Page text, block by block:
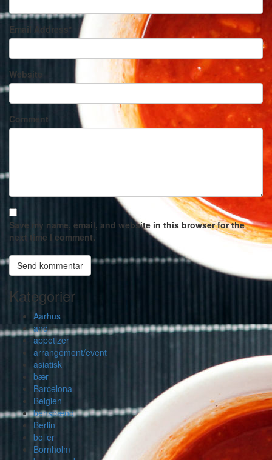
Email Address *
Website
Comment
Save my name, email, and website in this browser for the
next time I comment.
Kategorier
Aarhus
and
appetizer
arrangement/event
asiatisk
bær
Barcelona
Belgien
benspænd
Berlin
boller
Bornholm